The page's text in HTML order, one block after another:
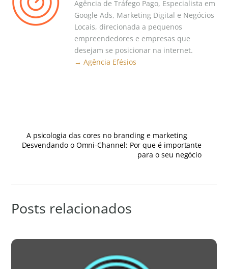
Agência de Tráfego Pago, Especialista em
Google Ads, Marketing Digital e Negócios
Locais, direcionada a pequenos
empreendedores e empresas que
desejam se posicionar na internet.
→ Agência Efésios
A psicologia das cores no branding e marketing
Desvendando o Omni-Channel: Por que é importante
para o seu negócio
Posts relacionados